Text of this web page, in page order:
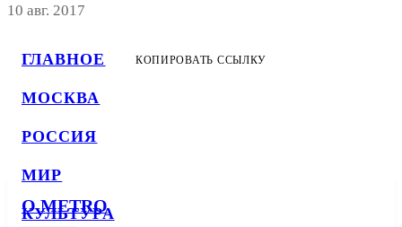
ГЛАВНОЕ
МОСКВА
РОССИЯ
МИР
КУЛЬТУРА
10 авг. 2017
КОПИРОВАТЬ ССЫЛКУ
О METRO